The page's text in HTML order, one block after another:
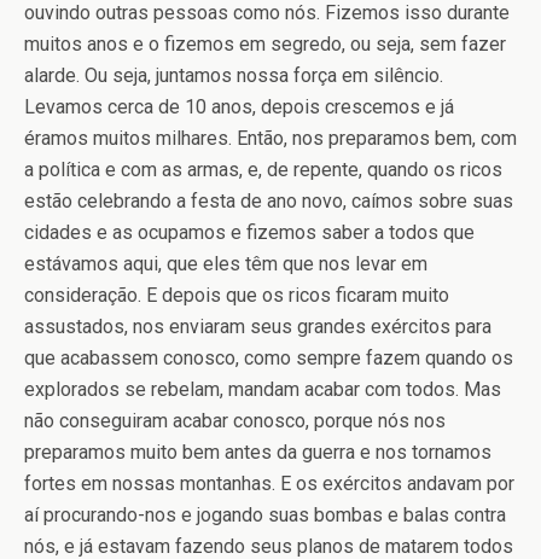
ouvindo outras pessoas como nós. Fizemos isso durante
muitos anos e o fizemos em segredo, ou seja, sem fazer
alarde. Ou seja, juntamos nossa força em silêncio.
Levamos cerca de 10 anos, depois crescemos e já
éramos muitos milhares. Então, nos preparamos bem, com
a política e com as armas, e, de repente, quando os ricos
estão celebrando a festa de ano novo, caímos sobre suas
cidades e as ocupamos e fizemos saber a todos que
estávamos aqui, que eles têm que nos levar em
consideração. E depois que os ricos ficaram muito
assustados, nos enviaram seus grandes exércitos para
que acabassem conosco, como sempre fazem quando os
explorados se rebelam, mandam acabar com todos. Mas
não conseguiram acabar conosco, porque nós nos
preparamos muito bem antes da guerra e nos tornamos
fortes em nossas montanhas. E os exércitos andavam por
aí procurando-nos e jogando suas bombas e balas contra
nós, e já estavam fazendo seus planos de matarem todos